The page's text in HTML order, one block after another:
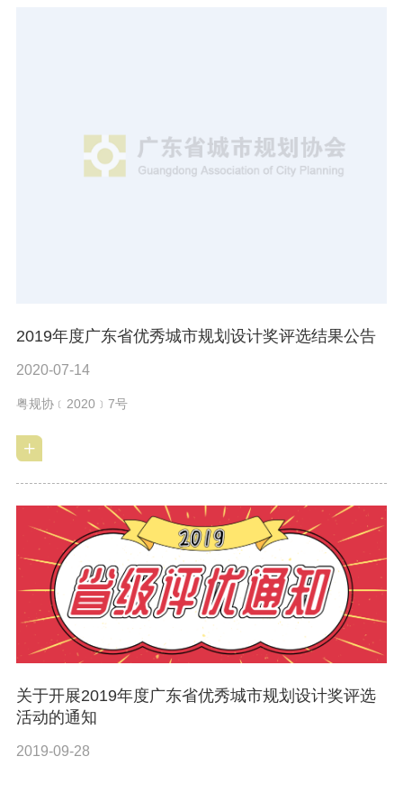
2019年度广东省优秀城市规划设计奖评选结果公告
2020-07-14
粤规协﹝2020﹞7号
关于开展2019年度广东省优秀城市规划设计奖评选
活动的通知
2019-09-28